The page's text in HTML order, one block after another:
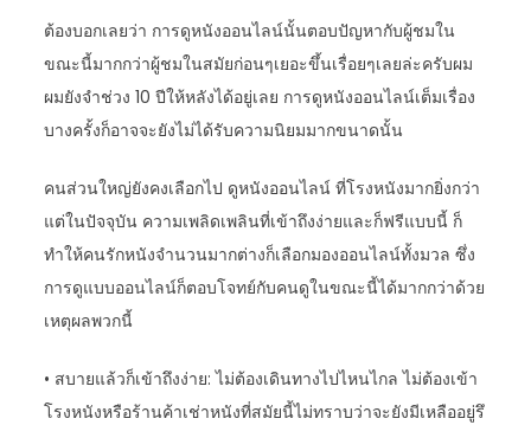
ต้องบอกเลยว่า การดูหนังออนไลน์นั้นตอบปัญหากับผู้ชมใน
ขณะนี้มากกว่าผู้ชมในสมัยก่อนๆเยอะขึ้นเรื่อยๆเลยล่ะครับผม
ผมยังจำช่วง 10 ปีให้หลังได้อยู่เลย การดูหนังออนไลน์เต็มเรื่อง
บางครั้งก็อาจจะยังไม่ได้รับความนิยมมากขนาดนั้น
คนส่วนใหญ่ยังคงเลือกไป ดูหนังออนไลน์ ที่โรงหนังมากยิ่งกว่า
แต่ในปัจจุบัน ความเพลิดเพลินที่เข้าถึงง่ายและก็ฟรีแบบนี้ ก็
ทำให้คนรักหนังจำนวนมากต่างก็เลือกมองออนไลน์ทั้งมวล ซึ่ง
การดูแบบออนไลน์ก็ตอบโจทย์กับคนดูในขณะนี้ได้มากกว่าด้วย
เหตุผลพวกนี้
• สบายแล้วก็เข้าถึงง่าย: ไม่ต้องเดินทางไปไหนไกล ไม่ต้องเข้า
โรงหนังหรือร้านค้าเช่าหนังที่สมัยนี้ไม่ทราบว่าจะยังมีเหลืออยู่รึ